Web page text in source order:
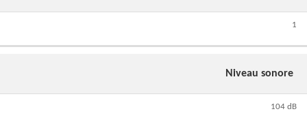
1
Niveau sonore
104 dB